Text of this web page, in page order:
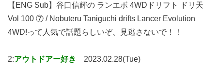
【ENG Sub】谷口信輝の ランエボ 4WDドリフト ドリ天
Vol 100 ⑦ / Nobuteru Taniguchi drifts Lancer Evolution
4WD!って人気で話題らしいぞ、見逃さないで！！
2:アウトドアー好き 2023.02.28(Tue)